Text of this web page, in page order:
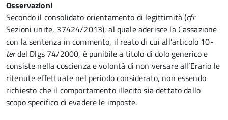
Osservazioni
Secondo il consolidato orientamento di legittimità (cfr
Sezioni unite, 37424/2013), al quale aderisce la Cassazione
con la sentenza in commento, il reato di cui all’articolo 10-
terdel Dlgs 74/2000, è punibile a titolo di dolo generico e
consiste nella coscienza e volontà di non versare all’Erario le
ritenute effettuate nel periodo considerato, non essendo
richiesto che il comportamento illecito sia dettato dallo
scopo specifico di evadere le imposte.